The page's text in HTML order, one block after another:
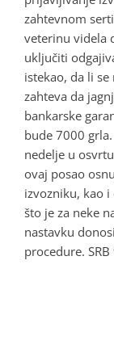
zahtevnom
veterinu videla
uključiti
istekao, da li
zahteva da
bankarske
bude 7000
nedelje u
ovaj posao
izvozniku, kao
što je za neke
nastavku
procedure.